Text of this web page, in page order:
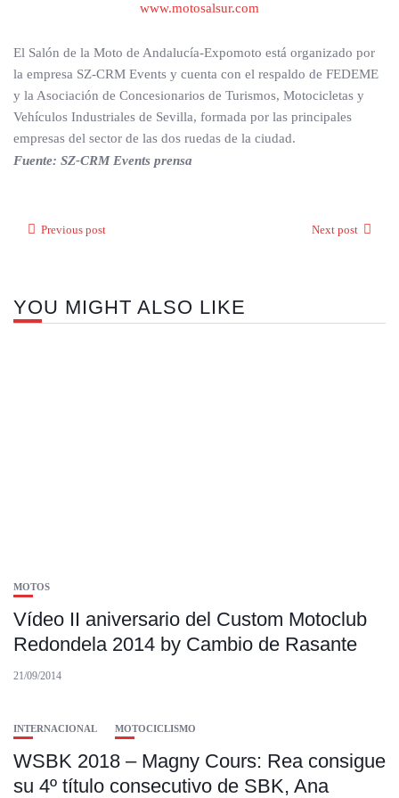
www.motosalsur.com
El Salón de la Moto de Andalucía-Expomoto está organizado por
la empresa SZ-CRM Events y cuenta con el respaldo de FEDEME
y la Asociación de Concesionarios de Turismos, Motocicletas y
Vehículos Industriales de Sevilla, formada por las principales
empresas del sector de las dos ruedas de la ciudad.
Fuente: SZ-CRM Events prensa
Previous post Next post
YOU MIGHT ALSO LIKE
MOTOS
Vídeo II aniversario del Custom Motoclub
Redondela 2014 by Cambio de Rasante
21/09/2014
INTERNACIONAL MOTOCICLISMO
WSBK 2018 – Magny Cours: Rea consigue
su 4º título consecutivo de SBK, Ana